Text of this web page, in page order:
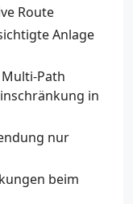
Route
Anlage
Path
in
nur
beim